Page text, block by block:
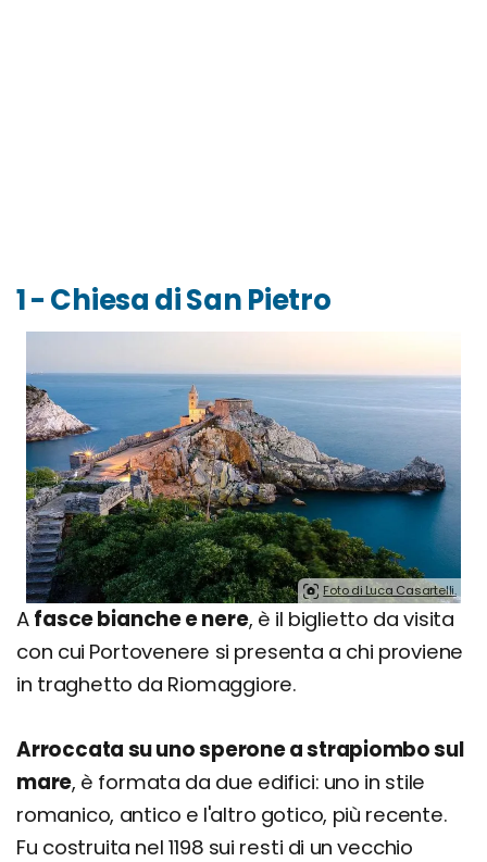
1 - Chiesa di San Pietro
Foto di Luca Casartelli.
A fasce bianche e nere, è il biglietto da visita
con cui Portovenere si presenta a chi proviene
in traghetto da Riomaggiore.
Arroccata su uno sperone a strapiombo sul
mare, è formata da due edifici: uno in stile
romanico, antico e l'altro gotico, più recente.
Fu costruita nel 1198 sui resti di un vecchio